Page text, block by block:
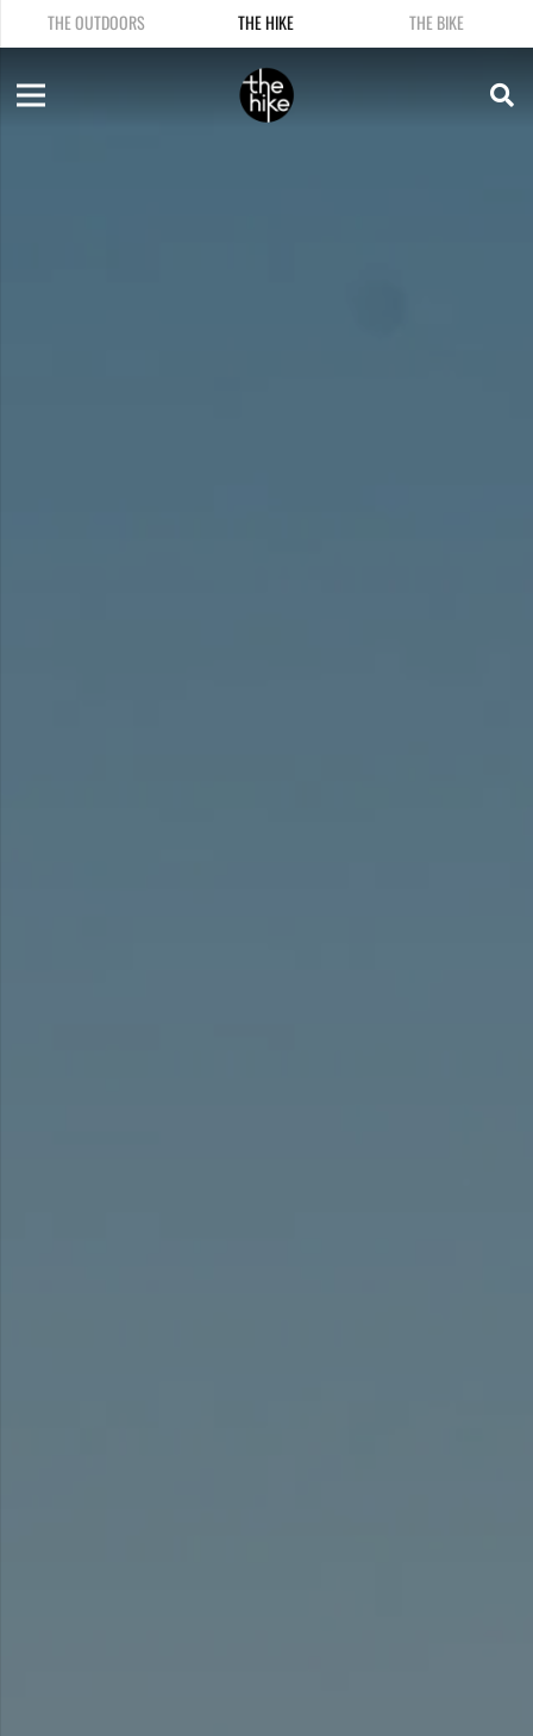
THE OUTDOORS THE HIKE THE BIKE